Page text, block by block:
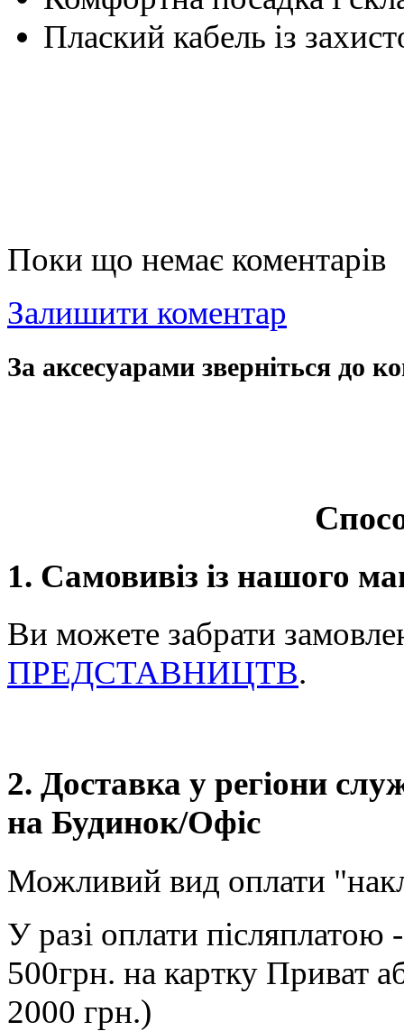
Плаский кабель із
Поки що немає коментарів
Залишити коментар
За аксесуарами зверніться до
1. Самовивіз із нашого
Ви можете забрати
ПРЕДСТАВНИЦТВ.
2. Доставка у регіони
на Будинок/Офіс
Можливий вид оплати
У разі оплати післяплатою
500грн. на картку Приват
2000 грн.)